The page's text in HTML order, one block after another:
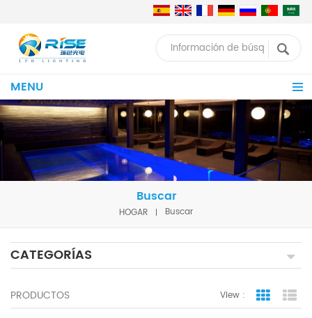
MENU
Buscar
HOGAR Buscar
CATEGORÍAS
PRODUCTOS View : Grid View